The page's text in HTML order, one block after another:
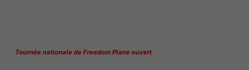
Tournée nationale de Freedom Planeouvert